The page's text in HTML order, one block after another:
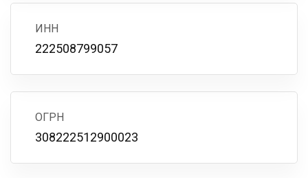
ИНН
222508799057
ОГРН
308222512900023